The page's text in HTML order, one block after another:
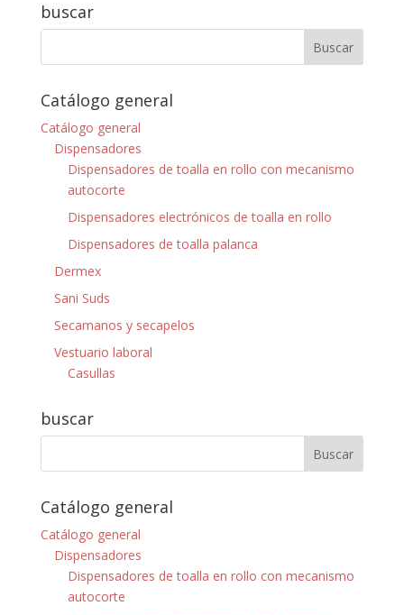
buscar
Catálogo general
Catálogo general
Dispensadores
Dispensadores de toalla en rollo con mecanismo
autocorte
Dispensadores electrónicos de toalla en rollo
Dispensadores de toalla palanca
Dermex
Sani Suds
Secamanos y secapelos
Vestuario laboral
Casullas
buscar
Catálogo general
Catálogo general
Dispensadores
Dispensadores de toalla en rollo con mecanismo
autocorte